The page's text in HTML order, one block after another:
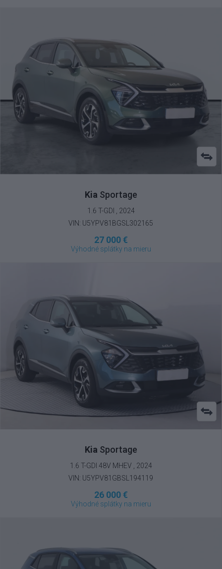
Kia Sportage
1.6 T-GDI , 2024
VIN: U5YPV81BGSL302165
27 000 €
Výhodné splátky na mieru
Kia Sportage
1.6 T-GDI 48V MHEV , 2024
VIN: U5YPV81GBSL194119
26 000 €
Výhodné splátky na mieru